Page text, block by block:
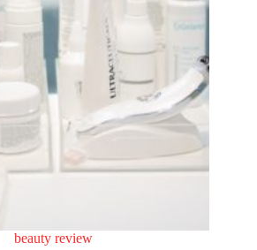
beauty review